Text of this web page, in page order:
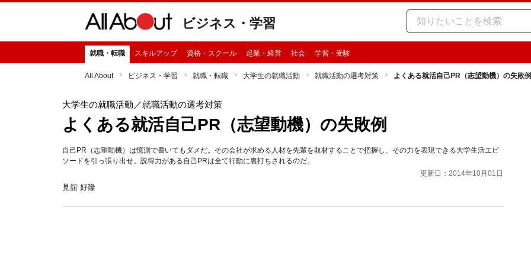
ビジネス・学習
就職・転職 スキルアップ 資格・スクール 起業・経営 社会 学習・受験
All About ビジネス・学習 就職・転職 大学生の就職活動 就職活動の選考対策 よくある就活自己PR（志望動機）の失敗例
大学生の就職活動 ／就職活動の選考対策
よくある就活自己PR（志望動機）の失敗例
自己PR（志望動機）は憶測で書いてもダメだ。その会社が求める人材を先輩を取材することで把握し、その力を表現できる大学生活エピ
ソードを引っ張り出せ。説得力がある自己PRは全て行動に裏打ちされるのだ。
更新日：2014年10月01日
見舘 好隆